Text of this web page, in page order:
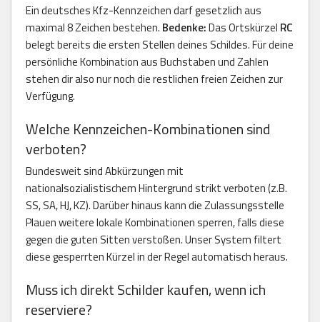
Ein deutsches Kfz-Kennzeichen darf gesetzlich aus
maximal 8 Zeichen bestehen. Bedenke:Das Ortskürzel RC
belegt bereits die ersten Stellen deines Schildes. Für deine
persönliche Kombination aus Buchstaben und Zahlen
stehen dir also nur noch die restlichen freien Zeichen zur
Verfügung.
Welche Kennzeichen-Kombinationen sind
verboten?
Bundesweit sind Abkürzungen mit
nationalsozialistischem Hintergrund strikt verboten (z.B.
SS, SA, HJ, KZ). Darüber hinaus kann die Zulassungsstelle
Plauen weitere lokale Kombinationen sperren, falls diese
gegen die guten Sitten verstoßen. Unser System filtert
diese gesperrten Kürzel in der Regel automatisch heraus.
Muss ich direkt Schilder kaufen, wenn ich
reserviere?